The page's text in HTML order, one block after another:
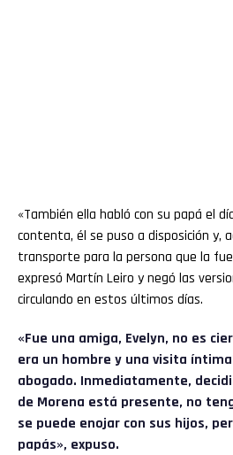
«También ella habló con su papá el
contenta, él se puso a disposición y,
transporte para la persona que la
expresó Martín Leiro y negó las
circulando en estos últimos días.
«Fue una amiga, Evelyn, no es
era un hombre y una visita
abogado. Inmediatamente,
de Morena está presente, no
se puede enojar con sus hijos,
papás», expuso.